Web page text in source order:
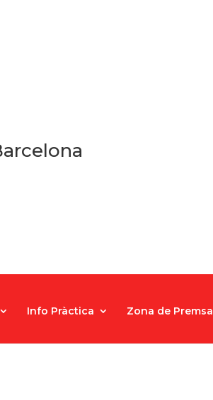
Info Pràctica Zona de Premsa